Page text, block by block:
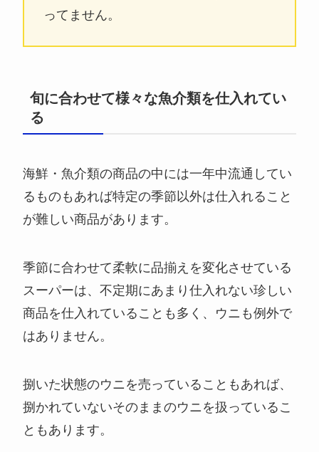
ってません。
旬に合わせて様々な魚介類を仕入れてい
る
海鮮・魚介類の商品の中には一年中流通してい
るものもあれば特定の季節以外は仕入れること
が難しい商品があります。
季節に合わせて柔軟に品揃えを変化させている
スーパーは、不定期にあまり仕入れない珍しい
商品を仕入れていることも多く、ウニも例外で
はありません。
捌いた状態のウニを売っていることもあれば、
捌かれていないそのままのウニを扱っているこ
ともあります。